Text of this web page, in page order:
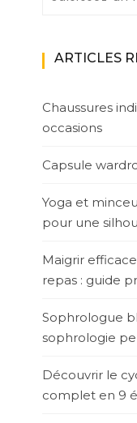
ARTICLES
Chaussures
occasions
Capsule
Yoga et
pour une
Maigrir
repas : guide
Sophrologue
sophrologie
Découvrir le
complet en 9